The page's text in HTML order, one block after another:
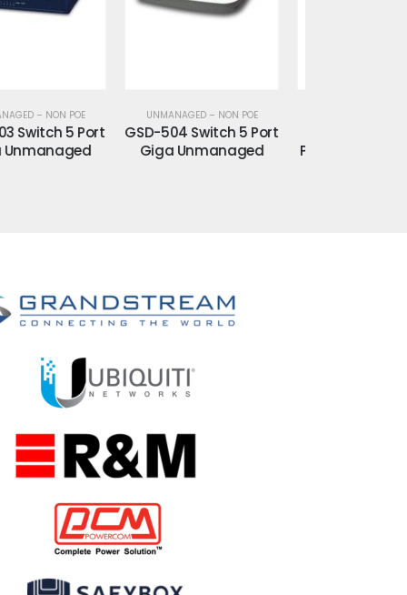
UNMANAGED – NON POE
504 Switch 5 Port
Unmanaged
UNMANAGED – NON POE
GSD-603F Switch 5
Port Giga +1xGiga SFP